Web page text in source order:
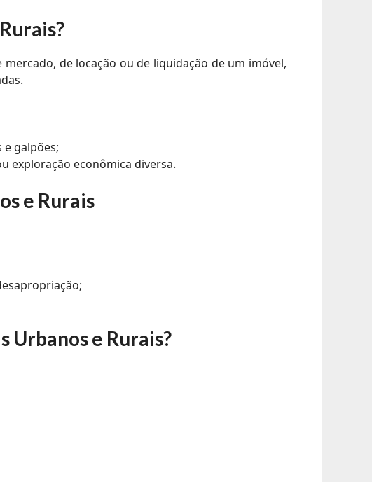
de locação ou de liquidação de um imóvel,
galpões;
exploração econômica diversa.
e Rurais
Urbanos e Rurais?